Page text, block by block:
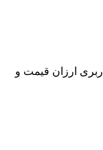
ارزان قیمت و